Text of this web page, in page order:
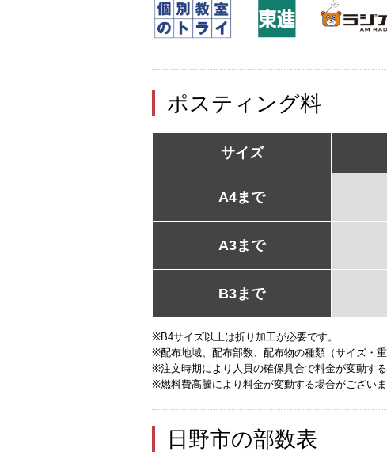
ポスティング料
サイズ
A4まで
A3まで
B3まで
※B4サイズ以上は折り加工が必要です。
※配布地域、配布部数、配布物の種類（サイズ・
※注文時期により人員の確保具合で料金が変動する
※燃料費高騰により料金が変動する場合がございま
日野市の部数表